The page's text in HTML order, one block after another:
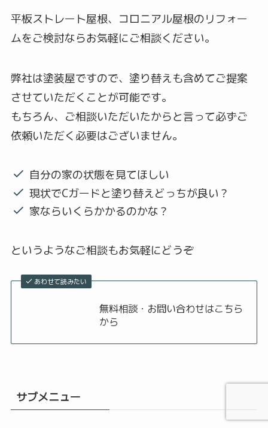
平板ストレート屋根、コロニアル屋根のリフォー
ムをご検討ならお気軽にご相談ください。
弊社は塗装屋ですので、塗り替えも含めてご提案
させていただくことが可能です。
もちろん、ご相談いただいたからと言って必ずご
依頼いただく必要はございません。
自分の家の状態を見てほしい
現状でCガードと塗り替えどっちが良い？
家ならいくらかかるのかな？
というようなご相談もお気軽にどうぞ
あわせて読みたい
無料相談・お問い合わせはこちら
から
サブメニュー